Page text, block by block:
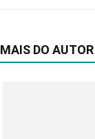
MAIS DO AUTOR